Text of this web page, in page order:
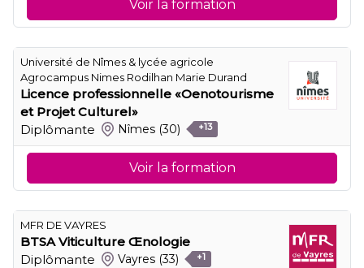
Voir la formation
Université de Nîmes & lycée agricole
Agrocampus Nimes Rodilhan Marie Durand
Licence professionnelle «Oenotourisme
et Projet Culturel»
Diplômante
Nîmes (30) +13
Voir la formation
MFR DE VAYRES
BTSA Viticulture Œnologie
Diplômante
Vayres (33) +1